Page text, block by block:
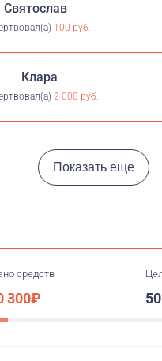
Святослав
100 руб.
Клара
2 000 руб.
Показать еще
средств
300₽